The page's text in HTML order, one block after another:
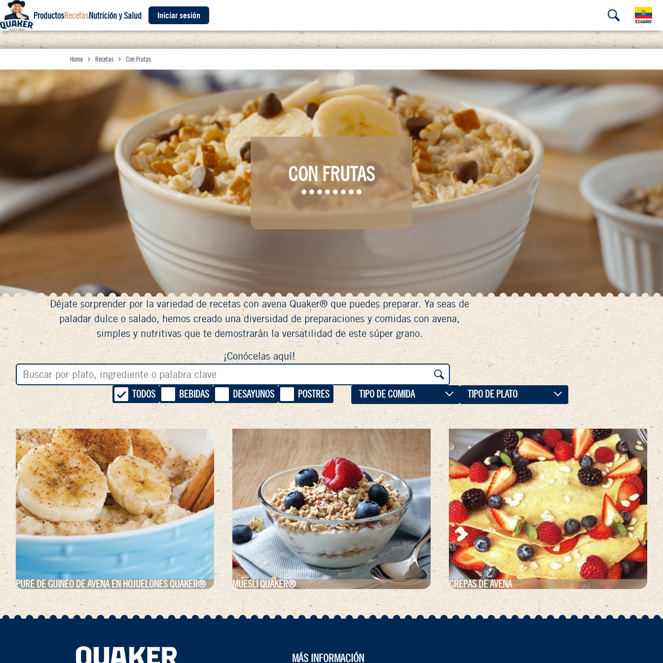
ProductosRecetasNutrición y Salud Iniciar sesión
Ecuador
Home Recetas Con Frutas
CON FRUTAS
Déjate sorprender por la variedad de recetas con avena Quaker® que puedes preparar. Ya seas de
paladar dulce o salado, hemos creado una diversidad de preparaciones y comidas con avena,
simples y nutritivas que te demostrarán la versatilidad de este súper grano.
¡Conócelas aquí!
TODOS BEBIDAS DESAYUNOS POSTRES TIPO DE COMIDA TIPO DE PLATO
PURÉ DE GUINEO DE AVENA EN HOJUELONES QUAKER® MUESLI QUAKER® CREPAS DE AVENA
MÁS INFORMACIÓN